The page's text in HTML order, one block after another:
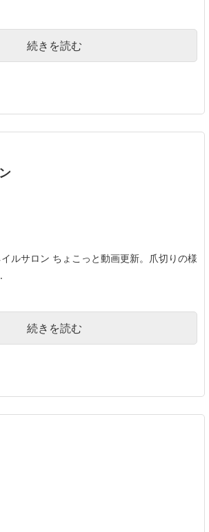
続きを読む
イルサロン ちょこっと動画更新。爪切りの様
続きを読む